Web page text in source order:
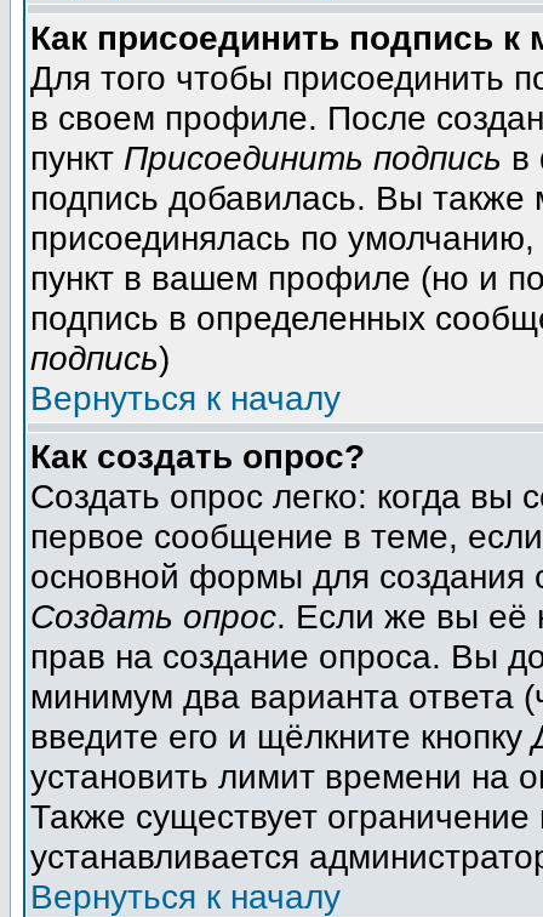
Как присоединить подпись
Для того чтобы присоединить
в своем профиле. После
пункт Присоединить подпись в
подпись добавилась. Вы также
присоединялась по
пункт в вашем профиле (но и
подпись в определенных
подпись)
Вернуться к началу
Как создать опрос?
Создать опрос легко: когда вы
первое сообщение в теме,
основной формы для
Создать опрос. Если же вы её
прав на создание опроса. Вы
минимум два варианта ответа
введите его и щёлкните кнопку
установить лимит времени на
Также существует
устанавливается
Вернуться к началу